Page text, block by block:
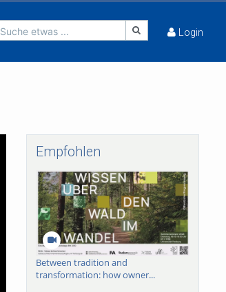
Suche etwas ... Login
Empfohlen
Between tradition and
transformation: how owner...